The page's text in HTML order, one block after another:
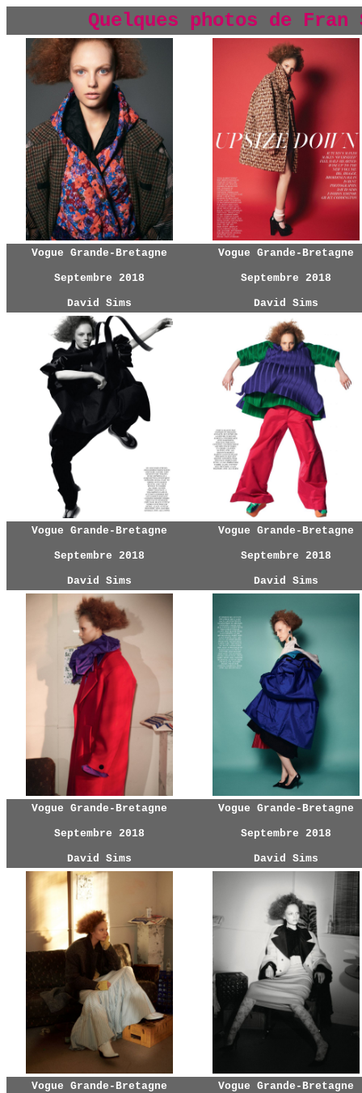
Quelques photos de Fran
Vogue Grande-Bretagne
Septembre 2018
David Sims
Vogue Grande-Bretagne
Septembre 2018
David Sims
Vogue Grande-Bretagne
Septembre 2018
David Sims
Vogue Grande-Bretagne
Septembre 2018
David Sims
Vogue Grande-Bretagne
Septembre 2018
David Sims
Vogue Grande-Bretagne
Septembre 2018
David Sims
Vogue Grande-Bretagne Vogue Grande-Bretagne